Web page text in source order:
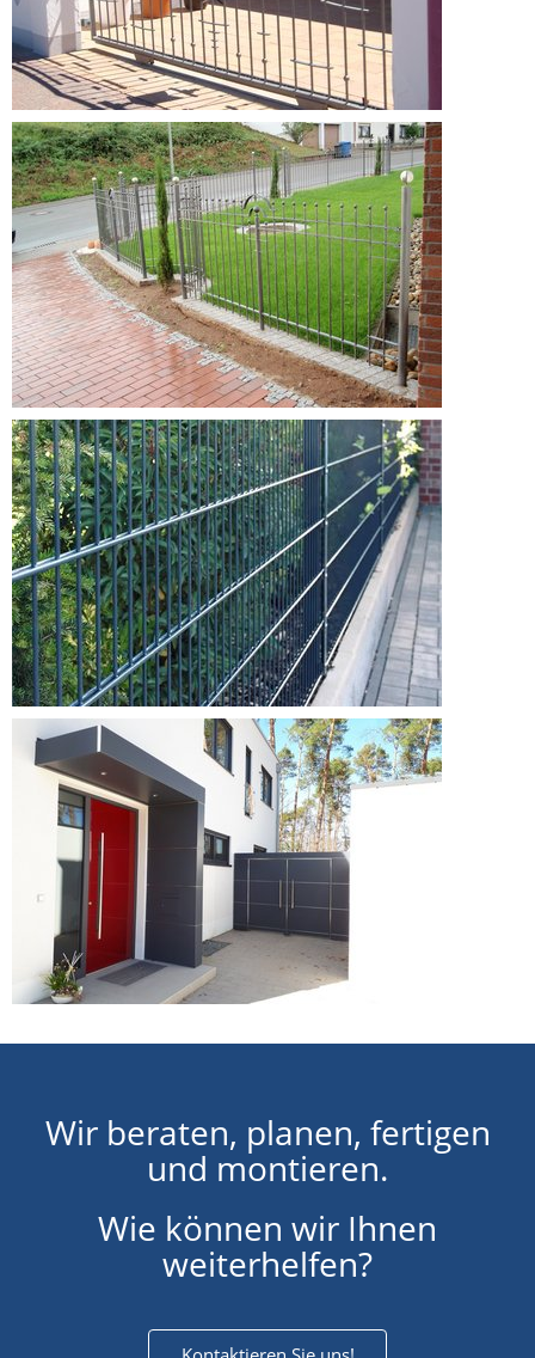
Wir beraten, planen, fertigen
und montieren.
Wie können wir Ihnen
weiterhelfen?